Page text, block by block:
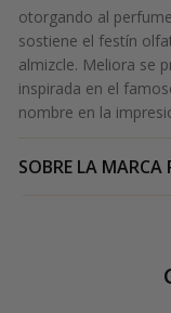
otorgando al
sostiene el festín
almizcle. Meliora se
inspirada en el
nombre en la
SOBRE LA MARCA